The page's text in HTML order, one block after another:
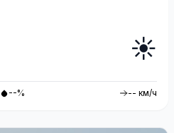
☀️
--% -- км/ч